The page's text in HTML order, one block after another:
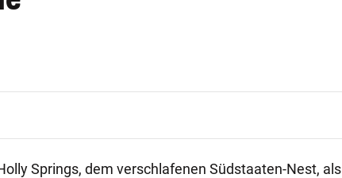
Springs, dem verschlafenen Südstaaten-Nest, als